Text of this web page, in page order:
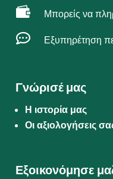
 Μπορείς να
 Εξυπηρέτηση
Γνώρισέ μας
Η ιστορία μας
Οι αξιολογήσεις
Εξοικονόμησε